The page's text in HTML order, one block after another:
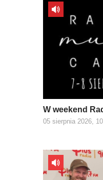
W weekend
05 sierpnia 2026,